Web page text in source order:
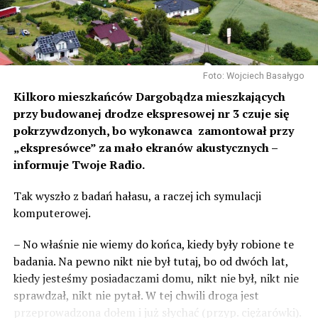
Foto: Wojciech Basałygo
Kilkoro mieszkańców Dargobądza mieszkających
przy budowanej drodze ekspresowej nr 3 czuje się
pokrzywdzonych, bo wykonawca zamontował przy
„ekspresówce” za mało ekranów akustycznych –
informuje Twoje Radio.
Tak wyszło z badań hałasu, a raczej ich symulacji
komputerowej.
– No właśnie nie wiemy do końca, kiedy były robione te
badania. Na pewno nikt nie był tutaj, bo od dwóch lat,
kiedy jesteśmy posiadaczami domu, nikt nie był, nikt nie
sprawdzał, nikt nie pytał. W tej chwili droga jest
przeprowadzona dołem i już słychać (przyp. ciężarówki).